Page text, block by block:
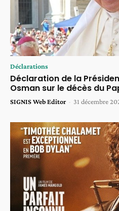
Déclarations
Déclaration de la
Osman sur le décès du
SIGNIS Web Editor - 31 décembre